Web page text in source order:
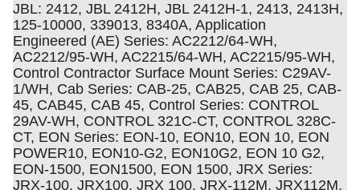
JBL: 2412, JBL 2412H, JBL 2412H-1, 2413, 2413H,
125-10000, 339013, 8340A, Application
Engineered (AE) Series: AC2212/64-WH,
AC2212/95-WH, AC2215/64-WH, AC2215/95-WH,
Control Contractor Surface Mount Series: C29AV-
1/WH, Cab Series: CAB-25, CAB25, CAB 25, CAB-
45, CAB45, CAB 45, Control Series: CONTROL
29AV-WH, CONTROL 321C-CT, CONTROL 328C-
CT, EON Series: EON-10, EON10, EON 10, EON
POWER10, EON10-G2, EON10G2, EON 10 G2,
EON-1500, EON1500, EON 1500, JRX Series:
JRX-100, JRX100, JRX 100, JRX-112M, JRX112M,